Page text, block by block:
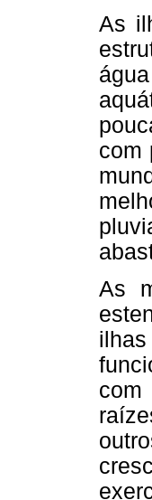
As
com
As
ilhas